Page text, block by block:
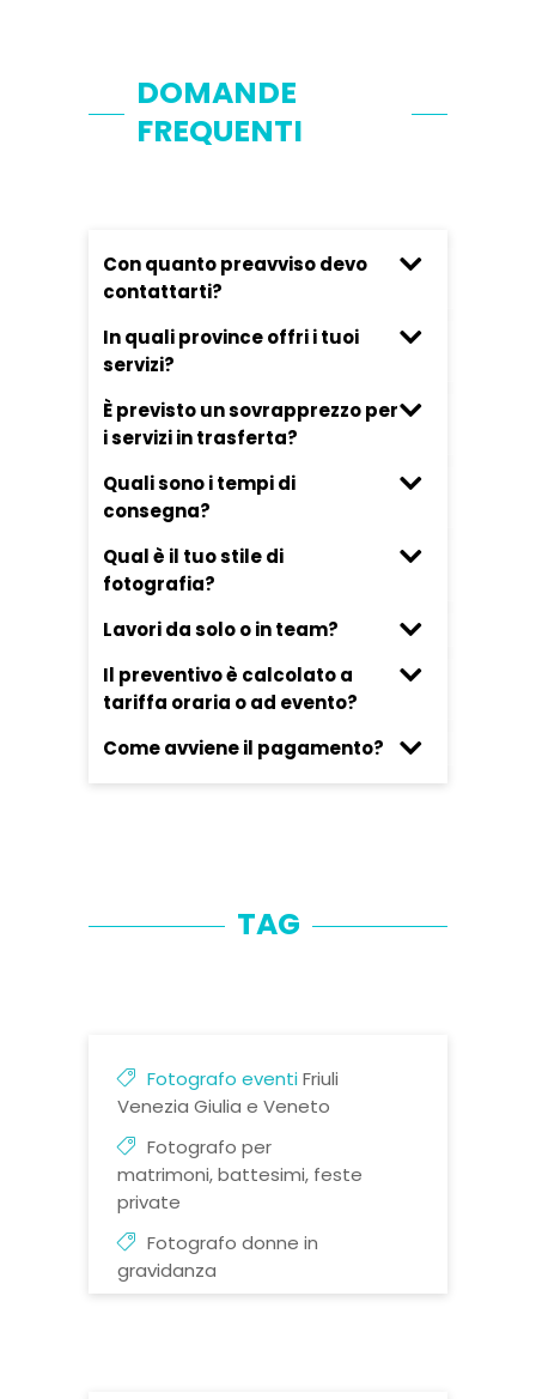
DOMANDE
FREQUENTI
Con quanto preavviso devo
contattarti?
In quali province offri i tuoi
servizi?
È previsto un sovrapprezzo per
i servizi in trasferta?
Quali sono i tempi di
consegna?
Qual è il tuo stile di
fotografia?
Lavori da solo o in team?
Il preventivo è calcolato a
tariffa oraria o ad evento?
Come avviene il pagamento?
TAG
Fotografo eventiFriuli
Venezia Giulia e Veneto
Fotografo per
matrimoni, battesimi, feste
private
Fotografo donne in
gravidanza